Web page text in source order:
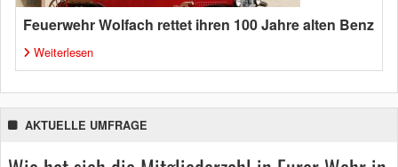
Feuerwehr Wolfach rettet ihren 100 Jahre alten Benz
Weiterlesen
AKTUELLE UMFRAGE